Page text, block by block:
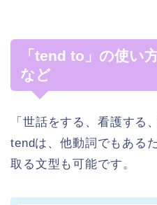
「tend to」の使い
など
「世話をする、看護する
tendは、他動詞でもある
取る文型も可能です。